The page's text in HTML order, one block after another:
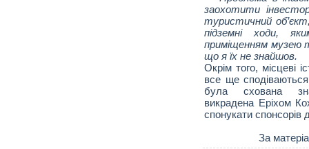
заохотити
туристичний
підземні ходи,
приміщенням музею
що я їх не знайшов.
Окрім того, місцеві
все ще
була схована
викрадена Еріхом
спонукати спонсорів
За